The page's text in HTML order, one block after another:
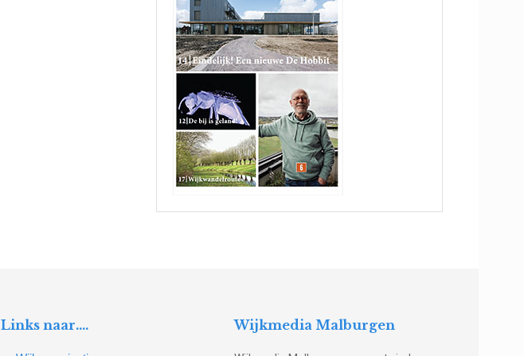
Links naar…. Wijkmedia Malburgen